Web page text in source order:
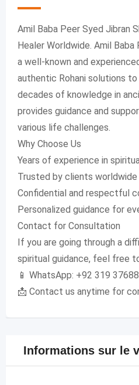
Amil Baba Peer Syed Jibran
Healer Worldwide. Amil Baba
a well-known and
authentic Rohani solutions
decades of knowledge in
provides guidance and
various life challenges.
Why Choose Us
Years of experience in
Trusted by clients worldwide
Confidential and respectful
Personalized guidance for
Contact for Consultation
If you are going through a
spiritual guidance, feel free
📱 WhatsApp: +92 319
📩 Contact us anytime for
Informations sur le